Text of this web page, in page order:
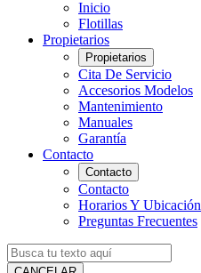
Inicio
Flotillas
Propietarios
Propietarios
Cita De Servicio
Accesorios Modelos
Mantenimiento
Manuales
Garantía
Contacto
Contacto
Contacto
Horarios Y Ubicación
Preguntas Frecuentes